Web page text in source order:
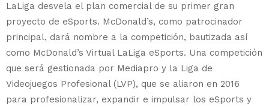
LaLiga desvela el plan comercial de su primer gran
proyecto de eSports. McDonald’s, como patrocinador
principal, dará nombre a la competición, bautizada así
como McDonald’s Virtual LaLiga eSports. Una competición
que será gestionada por Mediapro y la Liga de
Videojuegos Profesional (LVP), que se aliaron en 2016
para profesionalizar, expandir e impulsar los eSports y